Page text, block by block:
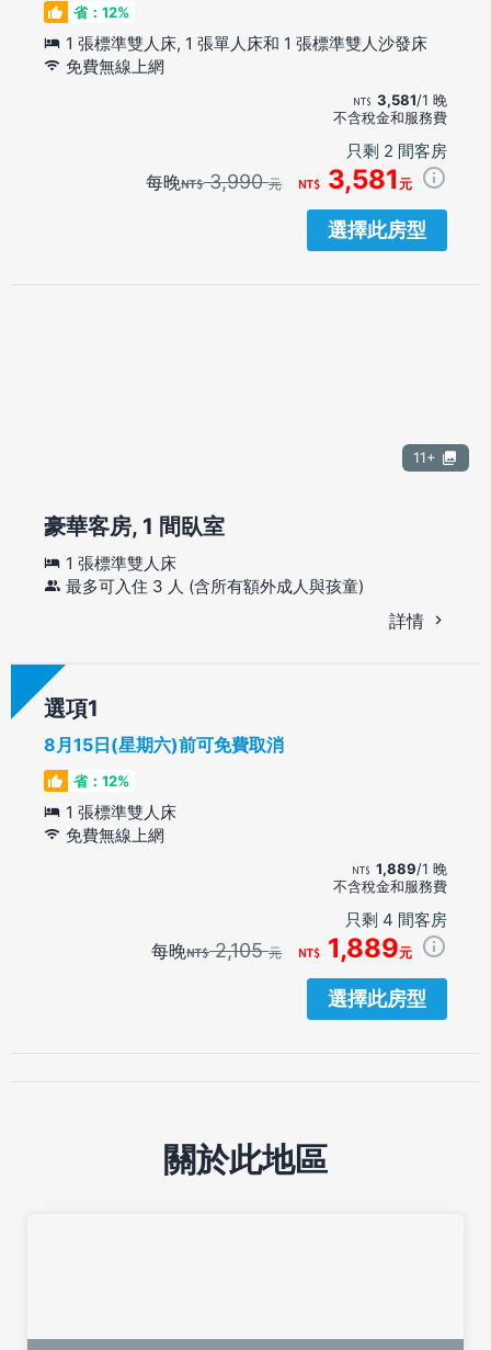
省：12%
1 張標準雙人床, 1 張單人床和 1 張標準雙人沙發床
免費無線上網
3,581/1 晚
不含稅金和服務費
只剩 2 間客房
每晚 3,990元 3,581 元
選擇此房型
11+
豪華客房, 1 間臥室
1 張標準雙人床
最多可入住 3 人 (含所有額外成人與孩童)
詳情
選項
8月15日(星期六)前可免費取消
省：12%
1 張標準雙人床
免費無線上網
1,889/1 晚
不含稅金和服務費
只剩 4 間客房
每晚 2,105元 1,889元
選擇此房型
關於此地區